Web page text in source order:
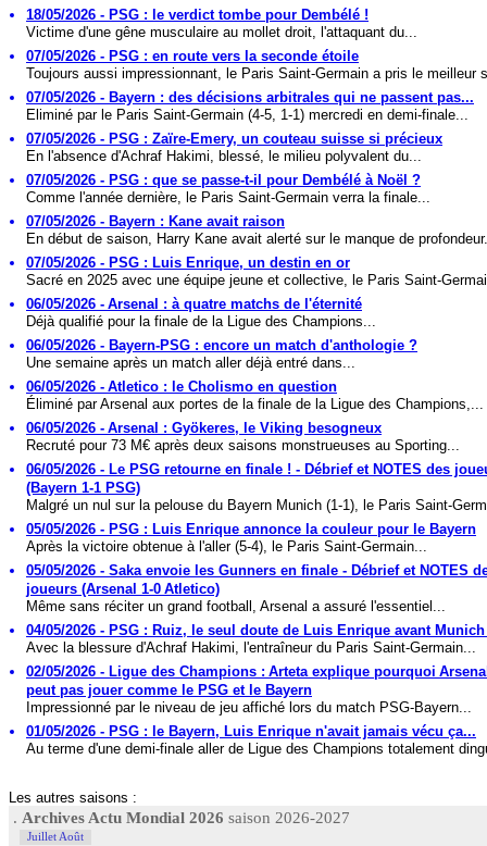
18/05/2026 - PSG : le verdict tombe pour Dembélé !
Victime d'une gêne musculaire au mollet droit, l'attaquant du...
07/05/2026 - PSG : en route vers la seconde étoile
Toujours aussi impressionnant, le Paris Saint-Germain a pris le meilleur
07/05/2026 - Bayern : des décisions arbitrales qui ne passent pas...
Eliminé par le Paris Saint-Germain (4-5, 1-1) mercredi en demi-finale...
07/05/2026 - PSG : Zaïre-Emery, un couteau suisse si précieux
En l'absence d'Achraf Hakimi, blessé, le milieu polyvalent du...
07/05/2026 - PSG : que se passe-t-il pour Dembélé à Noël ?
Comme l'année dernière, le Paris Saint-Germain verra la finale...
07/05/2026 - Bayern : Kane avait raison
En début de saison, Harry Kane avait alerté sur le manque de
07/05/2026 - PSG : Luis Enrique, un destin en or
Sacré en 2025 avec une équipe jeune et collective, le Paris Saint-
06/05/2026 - Arsenal : à quatre matchs de l'éternité
Déjà qualifié pour la finale de la Ligue des Champions...
06/05/2026 - Bayern-PSG : encore un match d'anthologie ?
Une semaine après un match aller déjà entré dans...
06/05/2026 - Atletico : le Cholismo en question
Éliminé par Arsenal aux portes de la finale de la Ligue des Champions,...
06/05/2026 - Arsenal : Gyökeres, le Viking besogneux
Recruté pour 73 M€ après deux saisons monstrueuses au Sporting...
06/05/2026 - Le PSG retourne en finale ! - Débrief et NOTES des
(Bayern 1-1 PSG)
Malgré un nul sur la pelouse du Bayern Munich (1-1), le Paris Saint-
05/05/2026 - PSG : Luis Enrique annonce la couleur pour le Bayern
Après la victoire obtenue à l'aller (5-4), le Paris Saint-Germain...
05/05/2026 - Saka envoie les Gunners en finale - Débrief et NOTES
joueurs (Arsenal 1-0 Atletico)
Même sans réciter un grand football, Arsenal a assuré l'essentiel...
04/05/2026 - PSG : Ruiz, le seul doute de Luis Enrique avant
Avec la blessure d'Achraf Hakimi, l'entraîneur du Paris Saint-Germain...
02/05/2026 - Ligue des Champions : Arteta explique pourquoi
peut pas jouer comme le PSG et le Bayern
Impressionné par le niveau de jeu affiché lors du match PSG-Bayern...
01/05/2026 - PSG : le Bayern, Luis Enrique n'avait jamais vécu ça...
Au terme d'une demi-finale aller de Ligue des Champions totalement
Les autres saisons :
. Archives Actu Mondial 2026 saison 2026-2027
Juillet Août